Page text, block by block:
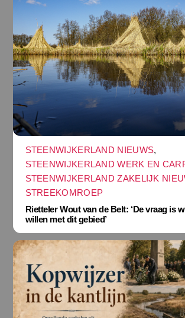
STEENWIJKERLAND NIEUWS,
STEENWIJKERLAND WERK EN
STEENWIJKERLAND ZAKELIJK
STREEKOMROEP
Rietteler Wout van de Belt: ‘De vraag is
willen met dit gebied’